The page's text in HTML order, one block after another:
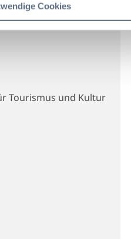
Cookies
Tourismus und Kultur